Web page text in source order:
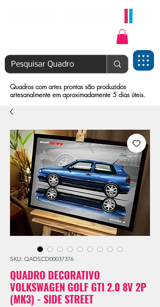
Quadros com artes prontas são produzidos
artesanalmente em aproximadamente 5 dias úteis.
SKU: QADSCD00037376
QUADRO DECORATIVO
VOLKSWAGEN GOLF GTI 2.0 8V 2P
(MK3) - SIDE STREET